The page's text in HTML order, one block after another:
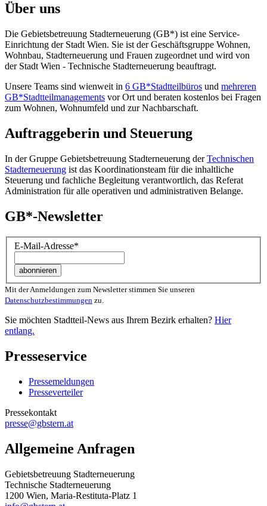
Über uns
Die Gebietsbetreuung Stadterneuerung (GB*) ist eine Service-
Einrichtung der Stadt Wien. Sie ist der Geschäfts­gruppe Wohnen,
Wohnbau, Stadt­erneuerung und Frauen zugeordnet und wird von
der Stadt Wien - Technische Stadterneuerung beauftragt.
Unsere Teams sind wienweit in 6 GB*Stadtteilbüros und mehreren
GB*Stadtteilmanagements vor Ort und beraten kostenlos bei Fragen
zum Wohnen, Wohnumfeld und zur Nachbarschaft.
Auftraggeberin und Steuerung
In der Gruppe Gebietsbetreuung Stadterneuerung derTechnischen
Stadterneuerung ist das Koordinationsteam für die inhaltliche
Steuerung und fachliche Begleitung verantwortlich, das Referat
Administration für alle operativen und administrativen Belange.
GB*-Newsletter
E-Mail-Adresse*
Mit der Anmeldungen zum Newsletter stimmen Sie unseren
Datenschutzbestimmungen zu.
Sie möchten Stadtteil-News aus Ihrem Bezirk erhalten? Hier
entlang.
Presseservice
Pressemeldungen
Presseverteiler
Pressekontakt
presse@gbstern.at
Allgemeine Anfragen
Gebietsbetreuung Stadterneuerung
Technische Stadterneuerung
1200 Wien, Maria-Restituta-Platz 1